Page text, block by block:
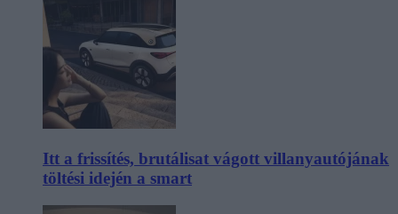
Itt a frissítés, brutálisat vágott villanyautójának
töltési idején a smart